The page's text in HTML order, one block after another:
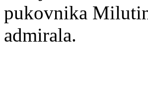
pukovnika
admirala.